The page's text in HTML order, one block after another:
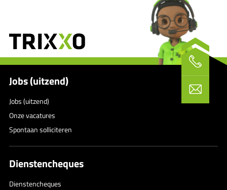
Jobs (uitzend)
Jobs (uitzend)
Onze vacatures
Spontaan solliciteren
Dienstencheques
Dienstencheques